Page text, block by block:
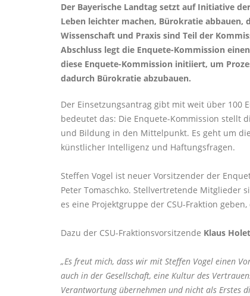
Der Bayerische Landtag setzt auf Initiative
Leben leichter machen, Bürokratie abbauen,
Wissenschaft und Praxis sind Teil der
Abschluss legt die Enquete-Kommission
diese Enquete-Kommission initiiert, um
dadurch Bürokratie abzubauen.
Der Einsetzungsantrag gibt mit weit über 100
bedeutet das: Die Enquete-Kommission stellt
und Bildung in den Mittelpunkt. Es geht um
künstlicher Intelligenz und Haftungsfragen.
Steffen Vogel ist neuer Vorsitzender der
Peter Tomaschko. Stellvertretende Mitglieder
es eine Projektgruppe der CSU-Fraktion
Dazu der CSU-Fraktionsvorsitzende Klaus
Es freut mich, dass wir mit Steffen Vogel einen
auch in der Gesellschaft, eine Kultur des
Verantwortung übernehmen und nicht als Erstes